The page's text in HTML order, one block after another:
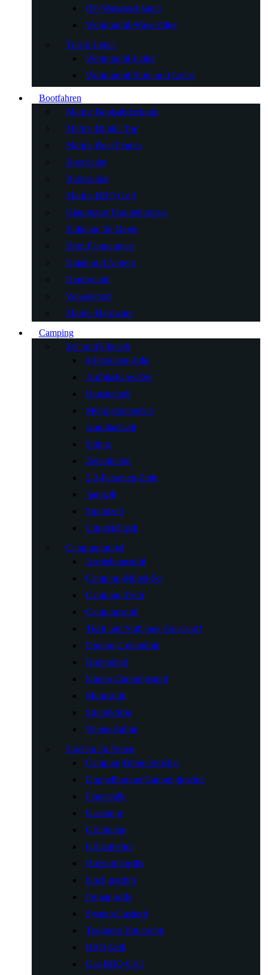
RV-Wasserschlauch
Wohnmobil-Wasserfilter
Tritt & Leiter
Wohnmobil-Leiter
Wohnmobil-Stufe und Leiter
Bootfahren
Marine Bootsabdeckung
Marine Bimini Top
Marine Boat Fender
Bootsleiter
Bootsanker
Marine BBQ Grill
Klappbarer Marinebootsitz
Bullauge für Boote
Boot Flaggenmast
Kajak und Angeln
Handwinde
Wassersport
Marine Hardware
Camping
Zelt und Obdach
4-Personen-Zelte
Aufblasbares Zelt
Haustierzelt
Mehrpersonenzelt
Autodachzelt
Schutz
Zeltzubehör
2-3-Personen-Zelte
Jagdzelt
Strandzelt
Ultraleichtzelt
Campingmöbel
Armlehnenstuhl
Camping-Möbel-Set
Camping-Tisch
Campingstuhl
Tisch und Stuhl aus Kunststoff
Direktor Lehrstühle
Holzmöbel
Kinder-Campingstuhl
Mondstuhl
Strandkörbe
Winter-Stühle
Kochen im Freien
Camping-Brennerkocher
Doppelbrenner Campingkocher
Feuerstelle
Gaslampe
Grillbürste
Grillzubehör
Holzkohlegrills
Kochgeschirr
Propangrills
System-Gasherd
Tragbarer Butanofen
BBQ-Grill
Gas BBQ Grill